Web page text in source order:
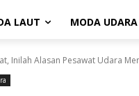
LAUT MODA UDARA
Inilah Alasan Pesawat Udara